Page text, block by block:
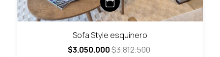
Sofa Style esquinero
$3.050.000$3.812.500